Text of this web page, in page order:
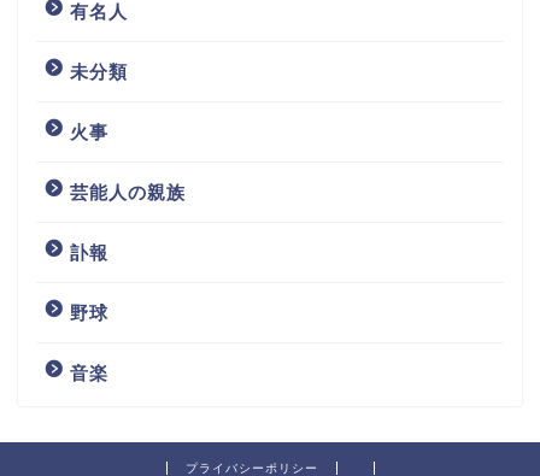
有名人
未分類
火事
芸能人の親族
訃報
野球
音楽
プライバシーポリシー